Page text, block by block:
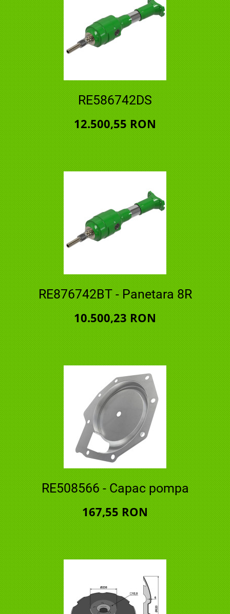
RE586742DS
12.500,55 RON
RE876742BT - Panetara 8R
10.500,23 RON
RE508566 - Capac pompa
167,55 RON